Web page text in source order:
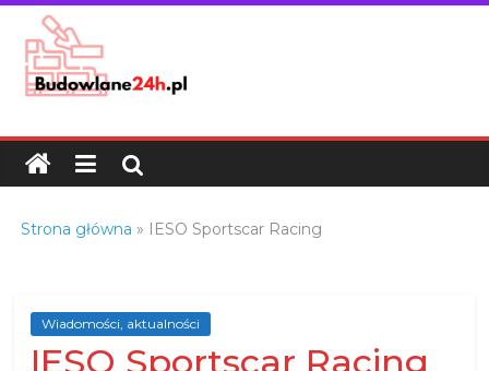
Skip
content
Budowlane24h.pl
portal
budowlany
branży
budowlanej
Strona główna » IESO Sportscar Racing
Wiadomości, aktualności
IESO Sportscar Racing